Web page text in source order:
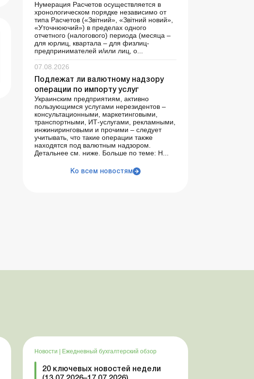
Нумерация Расчетов осуществляется в
хронологическом порядке независимо от
типа Расчетов («Звітний», «Звітний новий»,
«Уточнюючий») в пределах одного
отчетного (налогового) периода (месяца –
для юрлиц, квартала – для физлиц-
предпринимателей и/или лиц, о...
07.08.2026
Подлежат ли валютному надзору
операции по импорту услуг
Украинским предприятиям, активно
пользующимся услугами нерезидентов –
консультационными, маркетинговыми,
транспортными, ИТ-услугами, рекламными,
инжиниринговыми и прочими – следует
учитывать, что такие операции также
находятся под валютным надзором.
Детальнее см. ниже. Больше по теме: Н...
Ко всем новостям
Новости Ежедневный бухгалтерский обзор
20 ключевых новостей недели